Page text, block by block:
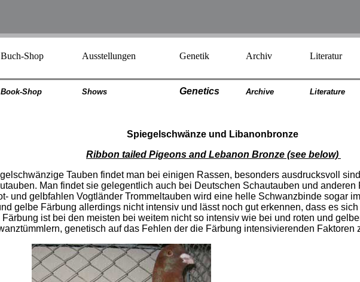
Buch-Shop Ausstellungen Genetik Archiv Literatur
Book-Shop Shows Genetics Archive Literature
Spiegelschwänze und Libanonbronze
Ribbon tailed Pigeons and Lebanon Bronze (see below)
Tauben findet man bei einigen Rassen, besonders ausdrucksvoll
Man findet sie gelegentlich auch bei Deutschen Schautauben und anderen
und gelbfahlen Vogtländer Trommeltauben wird eine helle Schwanzbinde sogar
gelbe Färbung allerdings nicht intensiv und lässt noch gut erkennen, dass es
ist bei den meisten bei weitem nicht so intensiv wie bei und roten und
genetisch auf das Fehlen der die Färbung intensivierenden Faktoren